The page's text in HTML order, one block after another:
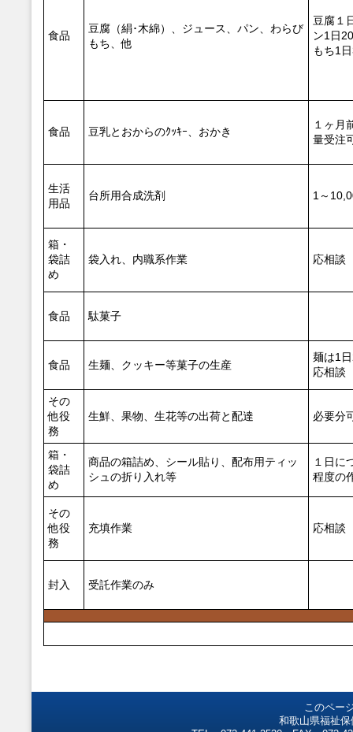
食品
豆腐（絹･木綿）、ジュース、パン、わらび
もち、他
豆腐１
ン1日
もち1
食品 豆乳とおからのｸｯｷｰ、おかき
１ヶ月
量受注
生活
用品
台所用合成洗剤 1～
箱・
袋詰
め
袋入れ、内職系作業 応相談
食品 駄菓子
食品 生麺、クッキー等菓子の生産
麺は1
応相談
その
他役
務
生鮮、果物、生花等の出荷と配達 必要分
箱・
袋詰
め
商品の箱詰め、シール貼り、配布用ティッ
シュの折り入れ等
１日に
程度の
その
他役
務
充填作業 応相談
封入 受託作業のみ
このペー
和歌山県福祉